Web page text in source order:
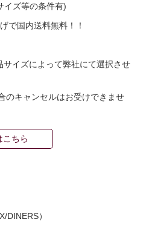
ズ等の条件有)
で国内送料無料！！
イズによって弊社にて選択させ
キャンセルはお受けできませ
こちら
DINERS）